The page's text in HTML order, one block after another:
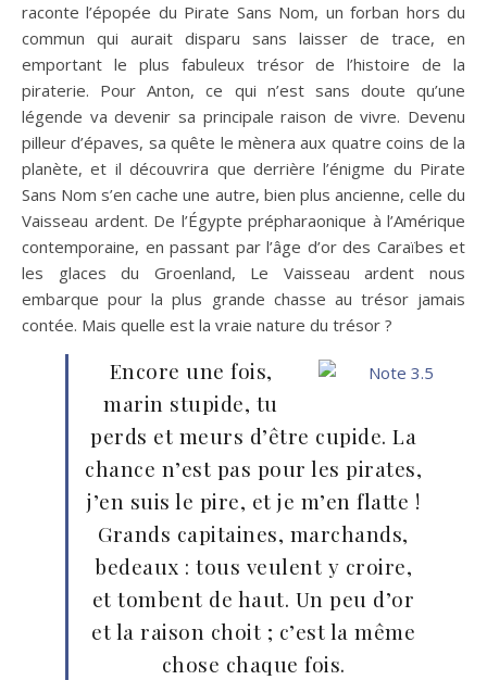
raconte l’épopée du Pirate Sans Nom, un forban hors du
commun qui aurait disparu sans laisser de trace, en
emportant le plus fabuleux trésor de l’histoire de la
piraterie. Pour Anton, ce qui n’est sans doute qu’une
légende va devenir sa principale raison de vivre. Devenu
pilleur d’épaves, sa quête le mènera aux quatre coins de la
planète, et il découvrira que derrière l’énigme du Pirate
Sans Nom s’en cache une autre, bien plus ancienne, celle du
Vaisseau ardent. De l’Égypte prépharaonique à l’Amérique
contemporaine, en passant par l’âge d’or des Caraïbes et
les glaces du Groenland, Le Vaisseau ardent nous
embarque pour la plus grande chasse au trésor jamais
contée. Mais quelle est la vraie nature du trésor ?
Encore une fois,
marin stupide, tu
perds et meurs d’être cupide. La
chance n’est pas pour les pirates,
j’en suis le pire, et je m’en flatte !
Grands capitaines, marchands,
bedeaux : tous veulent y croire,
et tombent de haut. Un peu d’or
et la raison choit ; c’est la même
chose chaque fois.